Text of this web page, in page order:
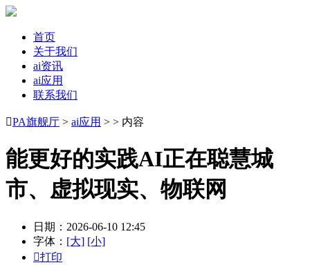
首页
关于我们
ai资讯
ai应用
联系我们
PA旗舰厅 > ai应用 > > 内容
能更好的实践AI正在聪慧城
市、虚拟现实、物联网
日期：2026-06-10 12:45
字体： [大] [小]
打印